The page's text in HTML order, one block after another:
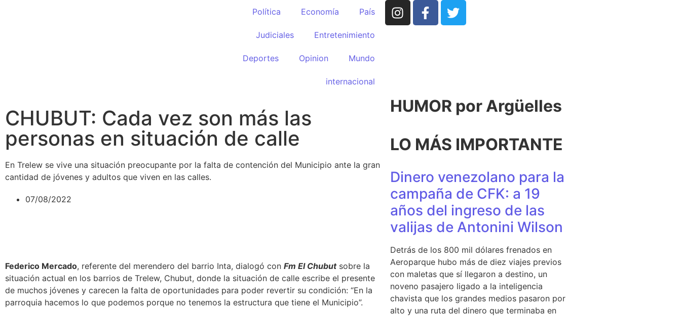
Política Economía País
Judiciales Entretenimiento
Deportes Opinion Mundo
internacional
CHUBUT: Cada vez son más las
personas en situación de calle
En Trelew se vive una situación preocupante por la falta de contención del Municipio ante la gran
cantidad de jóvenes y adultos que viven en las calles.
07/08/2022
Federico Mercado, referente del merendero del barrio Inta, dialogó con Fm El Chubutsobre la
situación actual en los barrios de Trelew, Chubut, donde la situación de calle escribe el presente
de muchos jóvenes y carecen la falta de oportunidades para poder revertir su condición: “En la
parroquia hacemos lo que podemos porque no tenemos la estructura que tiene el Municipio”.
HUMOR por Argüelles​
LO MÁS IMPORTANTE
Dinero venezolano para la
campaña de CFK: a 19
años del ingreso de las
valijas de Antonini Wilson
Detrás de los 800 mil dólares frenados en
Aeroparque hubo más de diez viajes previos
con maletas que sí llegaron a destino, un
noveno pasajero ligado a la inteligencia
chavista que los grandes medios pasaron por
alto y una ruta del dinero que terminaba en